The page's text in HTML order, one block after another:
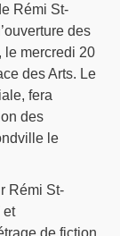
Rémi St-
des
le mercredi 20
des Arts. Le
fera
des
le
Rémi St-
et
de fiction